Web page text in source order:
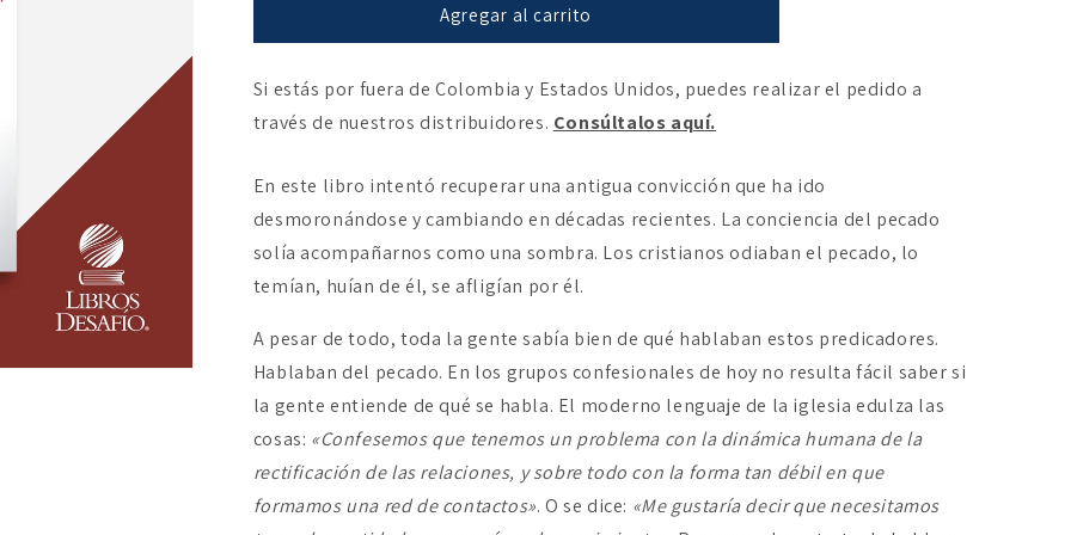
pecado
pecado
Agregar al carrito
Si estás por fuera de Colombia y Estados Unidos, puedes realizar el pedido a
través de nuestros distribuidores. Consúltalos aquí.
En este libro intentó recuperar una antigua convicción que ha ido
desmoronándose y cambiando en décadas recientes. La conciencia del pecado
solía acompañarnos como una sombra. Los cristianos odiaban el pecado, lo
temían, huían de él, se afligían por él.
A pesar de todo, toda la gente sabía bien de qué hablaban estos predicadores.
Hablaban del pecado. En los grupos confesionales de hoy no resulta fácil saber si
la gente entiende de qué se habla. El moderno lenguaje de la iglesia edulza las
cosas: «Confesemos que tenemos un problema con la dinámica humana de la
rectificación de las relaciones, y sobre todo con la forma tan débil en que
formamos una red de contactos». O se dice: «Me gustaría decir que necesitamos